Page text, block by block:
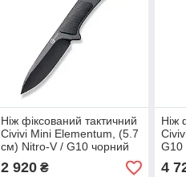
Ніж фіксований тактичний
Civivi Mini Elementum, (5.7
см) Nitro-V / G10 чорний
2 920₴
Ніж
G10
4